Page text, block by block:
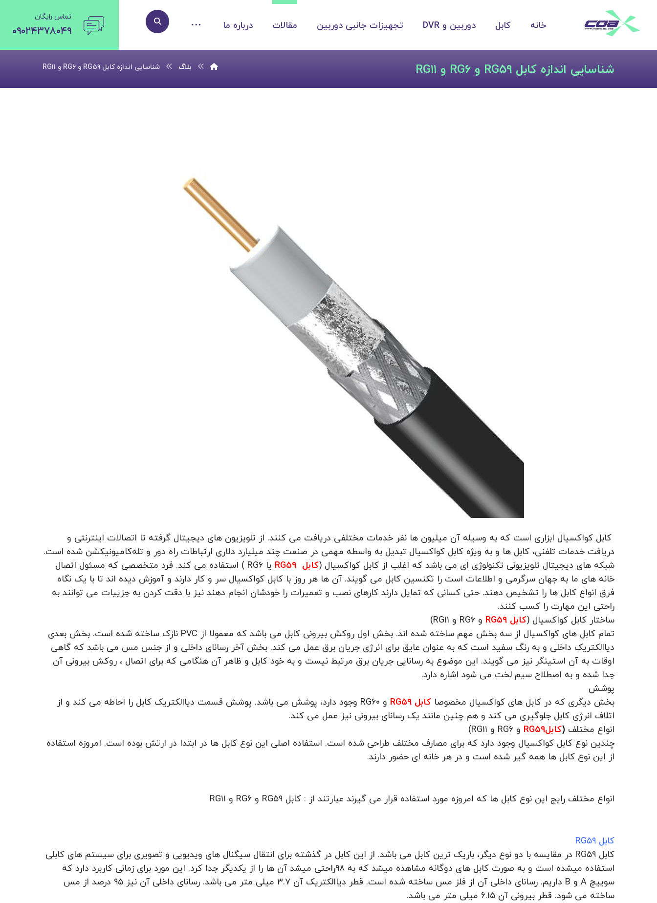
تماس رایگان
۰۹۰۲۴۳۷۸۰۴۹ خانه کابل دوربین و DVR تجهیزات جانبی دوربین مقالات درباره ما
شناسایی اندازه کابل RG۵۹ و RG۶ و RG۱۱ بلاگ شناسایی اندازه کابل RG۵۹ و RG۶ و RG۱۱
کابل کواکسیال ابزاری است که به وسیله آن میلیون ها نفر خدمات مختلفی دریافت می کنند. از تلویزیون های دیجیتال گرفته تا اتصالات اینترنتی و
دریافت خدمات تلفنی، کابل ها و به ویژه کابل کواکسیال تبدیل به واسطه مهمی در صنعت چند میلیارد دلاری ارتباطات راه دور و تله‌کامیونیکشن شده است.
شبکه های دیجیتال تلویزیونی تکنولوژی ای می باشد که اغلب از کابل کواکسیال (کابل RG۵۹ یا RG۶
) استفاده می کند. فرد متخصصی که مسئول اتصال
خانه های ما به جهان سرگرمی و اطلاعات است را تکنسین کابل می گویند. آن ها هر روز با کابل کواکسیال سر و کار دارند و آموزش دیده اند تا با یک نگاه
فرق انواع کابل ها را تشخیص دهند. حتی کسانی که تمایل دارند کارهای نصب و تعمیرات را خودشان انجام دهند نیز با دقت کردن به جزییات می توانند به
راحتی این مهارت را کسب کنند.
ساختار کابل کواکسیال (کابل RG۵۹ و RG۶ و RG۱۱)
تمام کابل های کواکسیال از سه بخش مهم ساخته شده اند. بخش اول روکش بیرونی کابل می باشد که معمولا از PVC نازک ساخته شده است. بخش بعدی
دیاالکتریک داخلی و به رنگ سفید است که به عنوان عایق برای انرژی جریان برق عمل می کند. بخش آخر رسانای داخلی و از جنس مس می باشد که گاهی
اوقات به آن استینگر نیز می گویند. این موضوع به رسانایی جریان برق مرتبط نیست و به خود کابل و ظاهر آن هنگامی که برای اتصال ، روکش بیرونی آن
جدا شده و به اصطلاح سیم لخت می شود اشاره دارد.
پوشش
بخش دیگری که در کابل های کواکسیال مخصوصا کابل RG۵۹ و RG۶۰
وجود دارد، پوشش می باشد. پوشش قسمت دیاالکتریک کابل را احاطه می کند و از
اتلاف انرژی کابل جلوگیری می کند و هم چنین مانند یک رسانای بیرونی نیز عمل می کند.
انواع مختلف (کابلRG۵۹ و RG۶ و RG۱۱)
چندین نوع کابل کواکسیال وجود دارد که برای مصارف مختلف طراحی شده است. استفاده اصلی این نوع کابل ها در ابتدا در ارتش بوده است. امروزه استفاده
از این نوع کابل ها همه گیر شده است و در هر خانه ای حضور دارند.
انواع مختلف رایج این نوع کابل ها که امروزه مورد استفاده قرار می گیرند عبارتند از : کابل RG۵۹ و RG۶ و RG۱۱
کابل RG۵۹
کابل RG۵۹ در مقایسه با دو نوع دیگر، باریک ترین کابل می باشد. از این کابل در گذشته برای انتقال سیگنال های ویدیویی و تصویری برای سیستم های کابلی
استفاده میشده است و به صورت کابل های دوگانه مشاهده میشد که به ۹۸راحتی میشد آن ها را از یکدیگر جدا کرد. این مورد برای زمانی کاربرد دارد که
سوییچ A و B
داریم. رسانای داخلی آن از فلز مس ساخته شده است. قطر دیاالکتریک آن ۳.۷ میلی متر می باشد. رسانای داخلی آن نیز ۹۵ درصد از مس
ساخته می شود. قطر بیرونی آن ۶.۱۵ میلی متر می باشد.